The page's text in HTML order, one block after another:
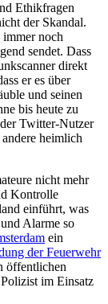
Ethikfragen
der Skandal.
immer noch
sendet. Dass
direkt
er es über
und seinen
bis heute zu
Twitter-Nutzer
heimlich
nicht mehr
Kontrolle
einführt, was
Alarme so
ein
der Feuerwehr
öffentlichen
im Einsatz